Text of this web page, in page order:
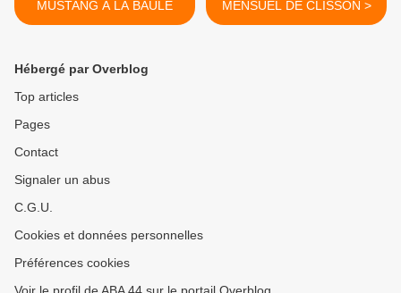
MUSTANG À LA BAULE
MENSUEL DE CLISSON >
Hébergé par Overblog
Top articles
Pages
Contact
Signaler un abus
C.G.U.
Cookies et données personnelles
Préférences cookies